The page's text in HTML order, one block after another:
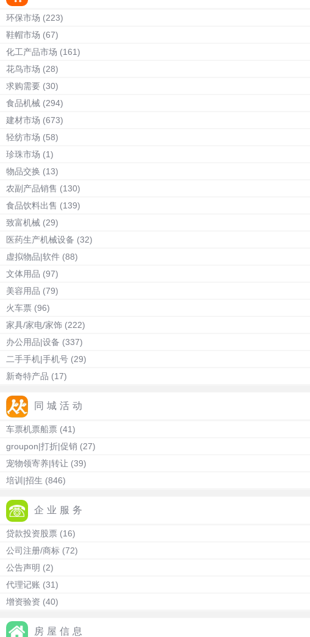
环保市场 (223)
鞋帽市场 (67)
化工产品市场 (161)
花鸟市场 (28)
求购需要 (30)
食品机械 (294)
建材市场 (673)
轻纺市场 (58)
珍珠市场 (1)
物品交换 (13)
农副产品销售 (130)
食品饮料出售 (139)
致富机械 (29)
医药生产机械设备 (32)
虚拟物品|软件 (88)
文体用品 (97)
美容用品 (79)
火车票 (96)
家具/家电/家饰 (222)
办公用品|设备 (337)
二手手机|手机号 (29)
新奇特产品 (17)
同城活动
车票机票船票 (41)
groupon|打折|促销 (27)
宠物领寄养|转让 (39)
培训|招生 (846)
企业服务
贷款投资股票 (16)
公司注册/商标 (72)
公告声明 (2)
代理记账 (31)
增资验资 (40)
房屋信息